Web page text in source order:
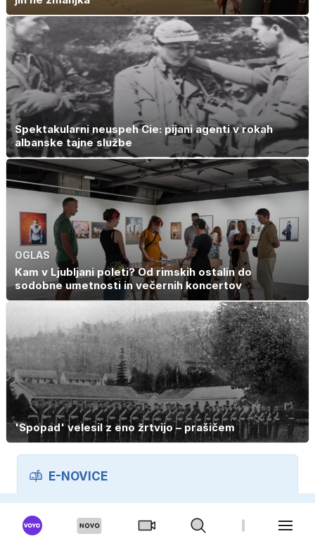
Spektakularni neuspeh Cie: pijani agenti v rokah
albanske tajne službe
OGLAS
Kam v Ljubljani poleti? Od rimskih ostalin do
sodobne umetnosti in večernih koncertov
'Spopad' velesil z eno žrtvijo – prašičem
E-NOVICE
Prijavi se na pregled dogodkov in bodi na tekočem.